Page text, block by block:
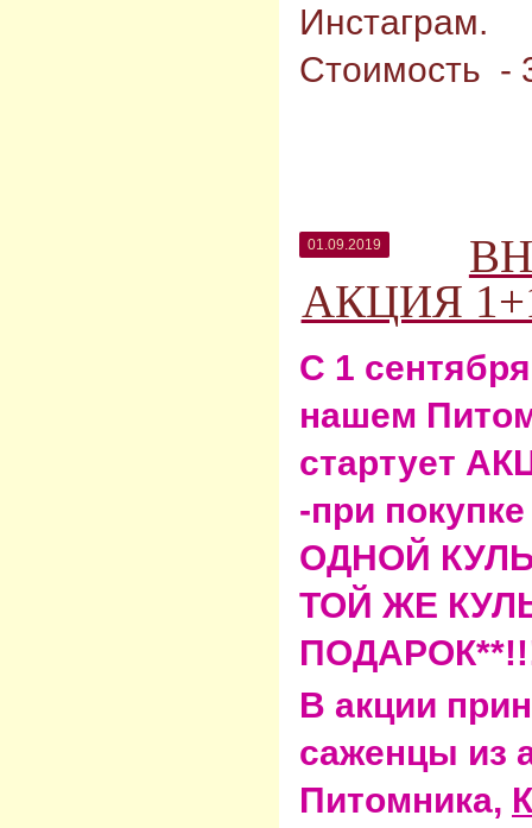
Инстаграм.⠀
Стоимость -
01.09.2019
АКЦИЯ
С 1
нашем
стартует
-при
ОДНОЙ
ТОЙ ЖЕ
В акции
саженцы из
Питомника,